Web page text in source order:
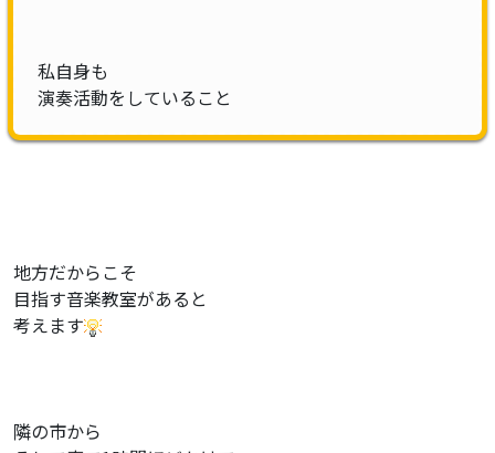
私自身も
演奏活動をしていること
地方だからこそ
目指す音楽教室があると
考えます
隣の市から